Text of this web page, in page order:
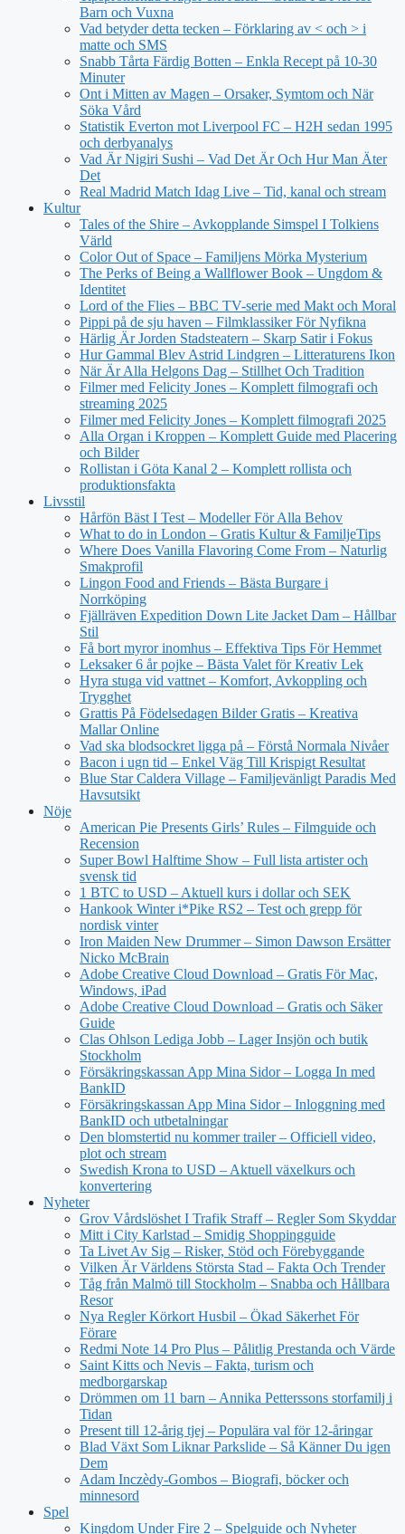
Barn och Vuxna
Vad betyder detta tecken – Förklaring av < och > i
matte och SMS
Snabb Tårta Färdig Botten – Enkla Recept på 10-30
Minuter
Ont i Mitten av Magen – Orsaker, Symtom och När
Söka Vård
Statistik Everton mot Liverpool FC – H2H sedan 1995
och derbyanalys
Vad Är Nigiri Sushi – Vad Det Är Och Hur Man Äter
Det
Real Madrid Match Idag Live – Tid, kanal och stream
Kultur
Tales of the Shire – Avkopplande Simspel I Tolkiens
Värld
Color Out of Space – Familjens Mörka Mysterium
The Perks of Being a Wallflower Book – Ungdom &
Identitet
Lord of the Flies – BBC TV-serie med Makt och Moral
Pippi på de sju haven – Filmklassiker För Nyfikna
Härlig Är Jorden Stadsteatern – Skarp Satir i Fokus
Hur Gammal Blev Astrid Lindgren – Litteraturens Ikon
När Är Alla Helgons Dag – Stillhet Och Tradition
Filmer med Felicity Jones – Komplett filmografi och
streaming 2025
Filmer med Felicity Jones – Komplett filmografi 2025
Alla Organ i Kroppen – Komplett Guide med Placering
och Bilder
Rollistan i Göta Kanal 2 – Komplett rollista och
produktionsfakta
Livsstil
Hårfön Bäst I Test – Modeller För Alla Behov
What to do in London – Gratis Kultur & FamiljeTips
Where Does Vanilla Flavoring Come From – Naturlig
Smakprofil
Lingon Food and Friends – Bästa Burgare i
Norrköping
Fjällräven Expedition Down Lite Jacket Dam – Hållbar
Stil
Få bort myror inomhus – Effektiva Tips För Hemmet
Leksaker 6 år pojke – Bästa Valet för Kreativ Lek
Hyra stuga vid vattnet – Komfort, Avkoppling och
Trygghet
Grattis På Födelsedagen Bilder Gratis – Kreativa
Mallar Online
Vad ska blodsockret ligga på – Förstå Normala Nivåer
Bacon i ugn tid – Enkel Väg Till Krispigt Resultat
Blue Star Caldera Village – Familjevänligt Paradis Med
Havsutsikt
Nöje
American Pie Presents Girls’ Rules – Filmguide och
Recension
Super Bowl Halftime Show – Full lista artister och
svensk tid
1 BTC to USD – Aktuell kurs i dollar och SEK
Hankook Winter i*Pike RS2 – Test och grepp för
nordisk vinter
Iron Maiden New Drummer – Simon Dawson Ersätter
Nicko McBrain
Adobe Creative Cloud Download – Gratis För Mac,
Windows, iPad
Adobe Creative Cloud Download – Gratis och Säker
Guide
Clas Ohlson Lediga Jobb – Lager Insjön och butik
Stockholm
Försäkringskassan App Mina Sidor – Logga In med
BankID
Försäkringskassan App Mina Sidor – Inloggning med
BankID och utbetalningar
Den blomstertid nu kommer trailer – Officiell video,
plot och stream
Swedish Krona to USD – Aktuell växelkurs och
konvertering
Nyheter
Grov Vårdslöshet I Trafik Straff – Regler Som Skyddar
Mitt i City Karlstad – Smidig Shoppingguide
Ta Livet Av Sig – Risker, Stöd och Förebyggande
Vilken Är Världens Största Stad – Fakta Och Trender
Tåg från Malmö till Stockholm – Snabba och Hållbara
Resor
Nya Regler Körkort Husbil – Ökad Säkerhet För
Förare
Redmi Note 14 Pro Plus – Pålitlig Prestanda och Värde
Saint Kitts och Nevis – Fakta, turism och
medborgarskap
Drömmen om 11 barn – Annika Petterssons storfamilj i
Tidan
Present till 12-årig tjej – Populära val för 12-åringar
Blad Växt Som Liknar Parkslide – Så Känner Du igen
Dem
Adam Inczèdy-Gombos – Biografi, böcker och
minnesord
Spel
Kingdom Under Fire 2 – Spelguide och Nyheter